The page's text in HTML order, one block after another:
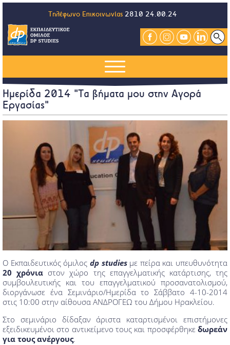
Τηλέφωνο Επικοινωνίας 2810 24.00.24
Ημερίδα 2014 "Τα βήματα μου στην Αγορά
Εργασίας"
Ο Εκπαιδευτικός όμιλος dp studiesμε πείρα και υπευθυνότητα
20 χρόνια στον χώρο της επαγγελματικής κατάρτισης, της
συμβουλευτικής και του επαγγελματικού προσανατολισμού,
διοργάνωσε ένα Σεμινάριο/Ημερίδα το Σάββατο 4-10-2014
στις 10:00 στην αίθουσα ΑΝΔΡΟΓΕΩ του Δήμου Ηρακλείου.
Στο σεμινάριο δίδαξαν άριστα καταρτισμένοι επιστήμονες
εξειδικευμένοι στο αντικείμενο τους και προσφέρθηκε δωρεάν
για τους ανέργους.